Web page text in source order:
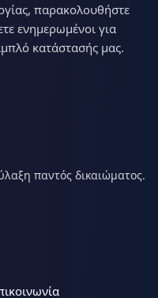
παρακολουθήστε
ενημερωμένοι για
κατάστασής μας.
παντός δικαιώματος.